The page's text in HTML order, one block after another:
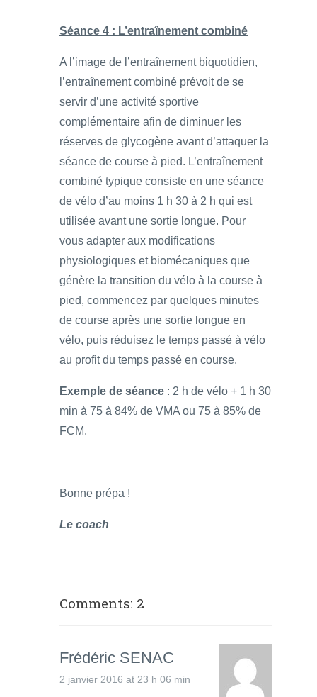
Séance 4 : L’entraînement combiné
A l’image de l’entraînement biquotidien,
l’entraînement combiné prévoit de se
servir d’une activité sportive
complémentaire afin de diminuer les
réserves de glycogène avant d’attaquer la
séance de course à pied. L’entraînement
combiné typique consiste en une séance
de vélo d’au moins 1 h 30 à 2 h qui est
utilisée avant une sortie longue. Pour
vous adapter aux modifications
physiologiques et biomécaniques que
génère la transition du vélo à la course à
pied, commencez par quelques minutes
de course après une sortie longue en
vélo, puis réduisez le temps passé à vélo
au profit du temps passé en course.
Exemple de séance : 2 h de vélo + 1 h 30
min à 75 à 84% de VMA ou 75 à 85% de
FCM.
Bonne prépa !
Le coach
Comments: 2
Frédéric SENAC
2 janvier 2016 at 23 h 06 min